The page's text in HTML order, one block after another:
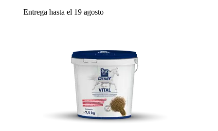
Entrega hasta el 19 agosto